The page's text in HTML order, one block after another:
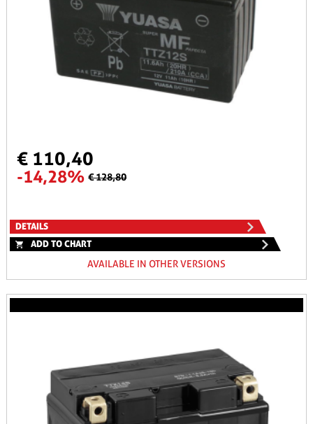
€ 110,40
-14,28% € 128,80
DETAILS
ADD TO CHART
AVAILABLE IN OTHER VERSIONS